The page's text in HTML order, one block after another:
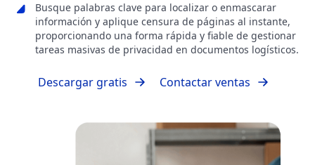
Busque palabras clave para localizar o enmascarar
información y aplique censura de páginas al instante,
proporcionando una forma rápida y fiable de gestionar
tareas masivas de privacidad en documentos logísticos.
Descargar gratis Contactar ventas